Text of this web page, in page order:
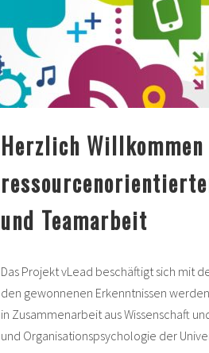
Herzlich
und Teamarbeit
Das Projekt vLead beschäftigt sich mit
den gewonnenen Erkenntnissen
in Zusammenarbeit aus Wissenschaft
und Organisationspsychologie der